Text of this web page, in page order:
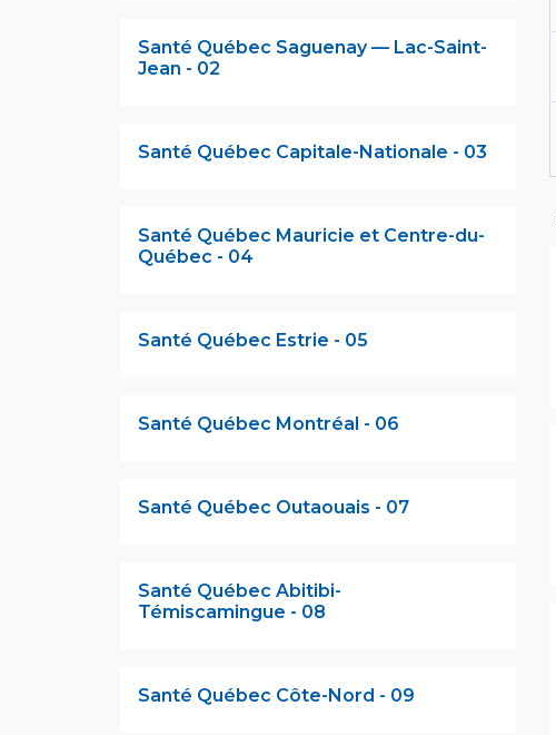
Santé Québec Saguenay — Lac-Saint-
Jean - 02
Santé Québec Capitale-Nationale - 03
Santé Québec Mauricie et Centre-du-
Québec - 04
Santé Québec Estrie - 05
Santé Québec Montréal - 06
Santé Québec Outaouais - 07
Santé Québec Abitibi-
Témiscamingue - 08
Santé Québec Côte-Nord - 09